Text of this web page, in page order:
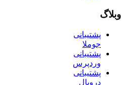
وبلاگ
پشتیبانی
جوملا
پشتیبانی
وردپرس
پشتیبانی
دروپال